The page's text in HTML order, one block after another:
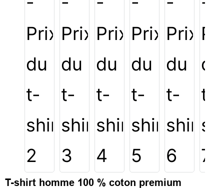
T-shirt homme 100 % coton premium